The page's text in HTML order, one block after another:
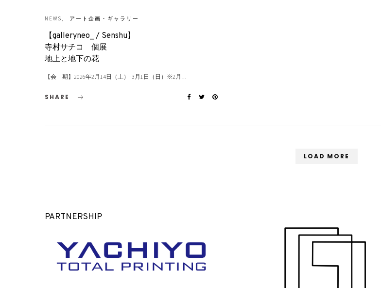
NEWS アート企画・ギャラリー
【galleryneo_ / Senshu】
寺村サチコ 個展
地上と地下の花
【会 期】2026年2月14日（土）- 3月1日（日）※2月…
SHARE
LOAD MORE
PARTNERSHIP